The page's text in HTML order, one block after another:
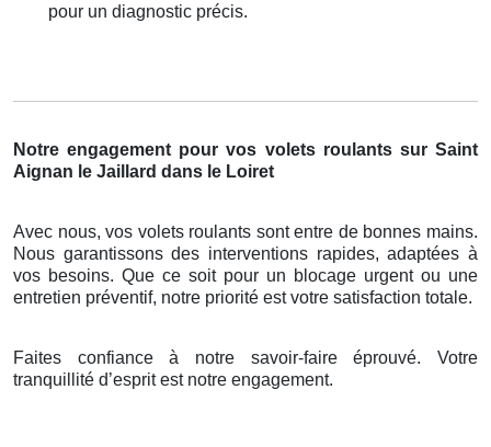
pour un diagnostic précis.
Notre engagement pour vos volets roulants sur Saint
Aignan le Jaillard dans le Loiret
Avec nous, vos volets roulants sont entre de bonnes mains.
Nous garantissons des interventions rapides, adaptées à
vos besoins. Que ce soit pour un blocage urgent ou une
entretien préventif, notre priorité est votre satisfaction totale.
Faites confiance à notre savoir-faire éprouvé. Votre
tranquillité d’esprit est notre engagement.